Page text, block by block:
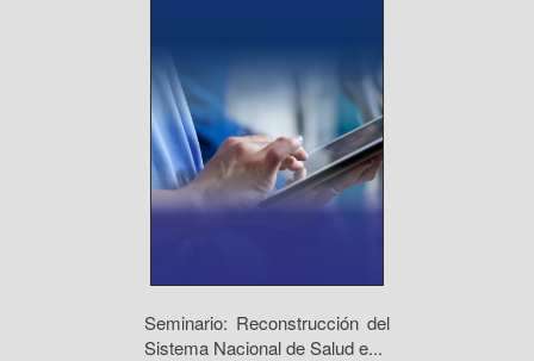
Seminario: Reconstrucción del
Sistema Nacional de Salud e...